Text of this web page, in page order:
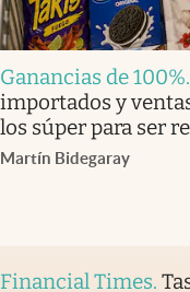
Ganancias de 100%.
importados y
los súper para ser
Martín Bidegaray
Financial Times.